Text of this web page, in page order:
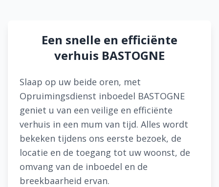
Een snelle en efficiënte
verhuis BASTOGNE
Slaap op uw beide oren, met
Opruimingsdienst inboedel BASTOGNE
geniet u van een veilige en efficiënte
verhuis in een mum van tijd. Alles wordt
bekeken tijdens ons eerste bezoek, de
locatie en de toegang tot uw woonst, de
omvang van de inboedel en de
breekbaarheid ervan.